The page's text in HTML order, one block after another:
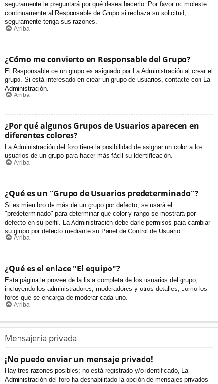
seguramente le preguntará por qué desea hacerlo. Por favor no moleste
continuamente al Responsable de Grupo si rechaza su solicitud;
seguramente tenga sus razones.
Arriba
¿Cómo me convierto en Responsable del Grupo?
El Responsable de un grupo es asignado por La Administración al crear el
grupo. Si está interesado en crear un grupo de usuarios, contacte con La
Administración.
Arriba
¿Por qué algunos Grupos de Usuarios aparecen en
diferentes colores?
La Administración del foro tiene la posibilidad de asignar un color a los
usuarios de un grupo para hacer más fácil su identificación.
Arriba
¿Qué es un "Grupo de Usuarios predeterminado"?
Si es miembro de más de un grupo por defecto, se usará el
"predeterminado" para determinar qué color y rango se mostrará por
defecto en su perfil. La Administración debe darle permisos para cambiar
su grupo por defecto mediante su Panel de Control de Usuario.
Arriba
¿Qué es el enlace "El equipo"?
Esta página le provee de la lista completa de los usuarios del grupo,
incluyendo los administradores, moderadores y otros detalles, como los
foros que se encarga de moderar cada uno.
Arriba
Mensajería privada
¡No puedo enviar un mensaje privado!
Hay tres razones posibles; no está registrado y/o identificado, La
Administración del foro ha deshabilitado la opción de mensajes privados